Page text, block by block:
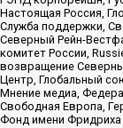
Настоящая Россия,
Служба поддержки,
Северный Рейн-
комитет России,
возвращение
Центр, Глобальный
Мнение медиа,
Свободная Европа,
Фонд имени Фридриха